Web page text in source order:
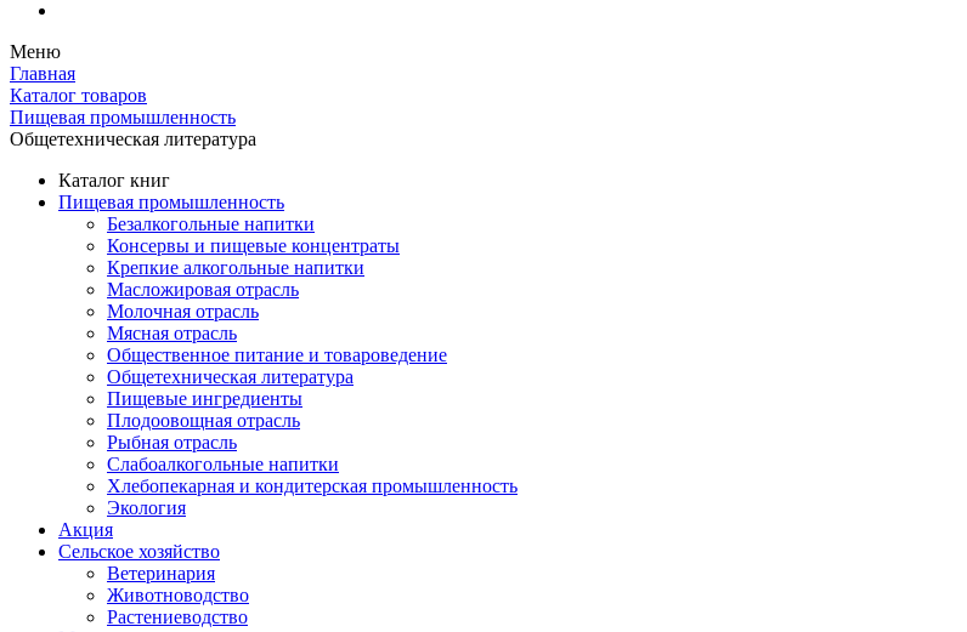
Меню
Главная
Каталог товаров
Пищевая промышленность
Общетехническая литература
Каталог книг
Пищевая промышленность
Безалкогольные напитки
Консервы и пищевые концентраты
Крепкие алкогольные напитки
Масложировая отрасль
Молочная отрасль
Мясная отрасль
Общественное питание и товароведение
Общетехническая литература
Пищевые ингредиенты
Плодоовощная отрасль
Рыбная отрасль
Слабоалкогольные напитки
Хлебопекарная и кондитерская промышленность
Экология
Акция
Сельское хозяйство
Ветеринария
Животноводство
Растениеводство